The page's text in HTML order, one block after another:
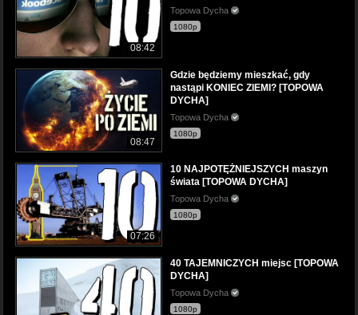
08:42
Topowa Dycha
1080p
08:47
Gdzie będziemy mieszkać, gdy
nastąpi KONIEC ZIEMI? [TOPOWA
DYCHA]
Topowa Dycha
1080p
07:26
10 NAJPOTĘŻNIEJSZYCH maszyn
świata [TOPOWA DYCHA]
Topowa Dycha
1080p
40 TAJEMNICZYCH miejsc [TOPOWA
DYCHA]
Topowa Dycha
1080p